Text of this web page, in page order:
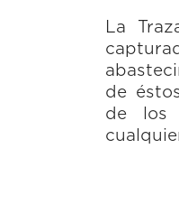
La
de
de los